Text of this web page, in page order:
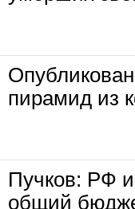
пирамид из
Пучков: РФ
общий